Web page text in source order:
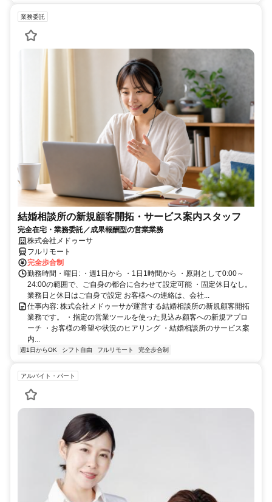
業務委託
結婚相談所の新規顧客開拓・サービス案内スタッフ
完全在宅・業務委託／成果報酬型の営業業務
株式会社メドゥーサ
フルリモート
完全歩合制
勤務時間・曜日: ・週1日から ・1日1時間から ・原則として0:00～
24:00の範囲で、ご自身の都合に合わせて設定可能 ・固定休日なし。
業務日と休日はご自身で設定 お客様への連絡は、会社...
仕事内容: 株式会社メドゥーサが運営する結婚相談所の新規顧客開拓
業務です。 ・指定の営業ツールを使った見込み顧客への新規アプロ
ーチ ・お客様の希望や状況のヒアリング ・結婚相談所のサービス案
内...
週1日からOK シフト自由 フルリモート 完全歩合制
アルバイト・パート